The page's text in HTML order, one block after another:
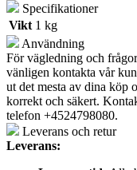
Specifikationer
Vikt 1 kg
Användning
För vägledning och
vänligen kontakta vår
ut det mesta av dina köp
korrekt och säkert.
telefon +4524798080.
Leverans och retur
Leverans: